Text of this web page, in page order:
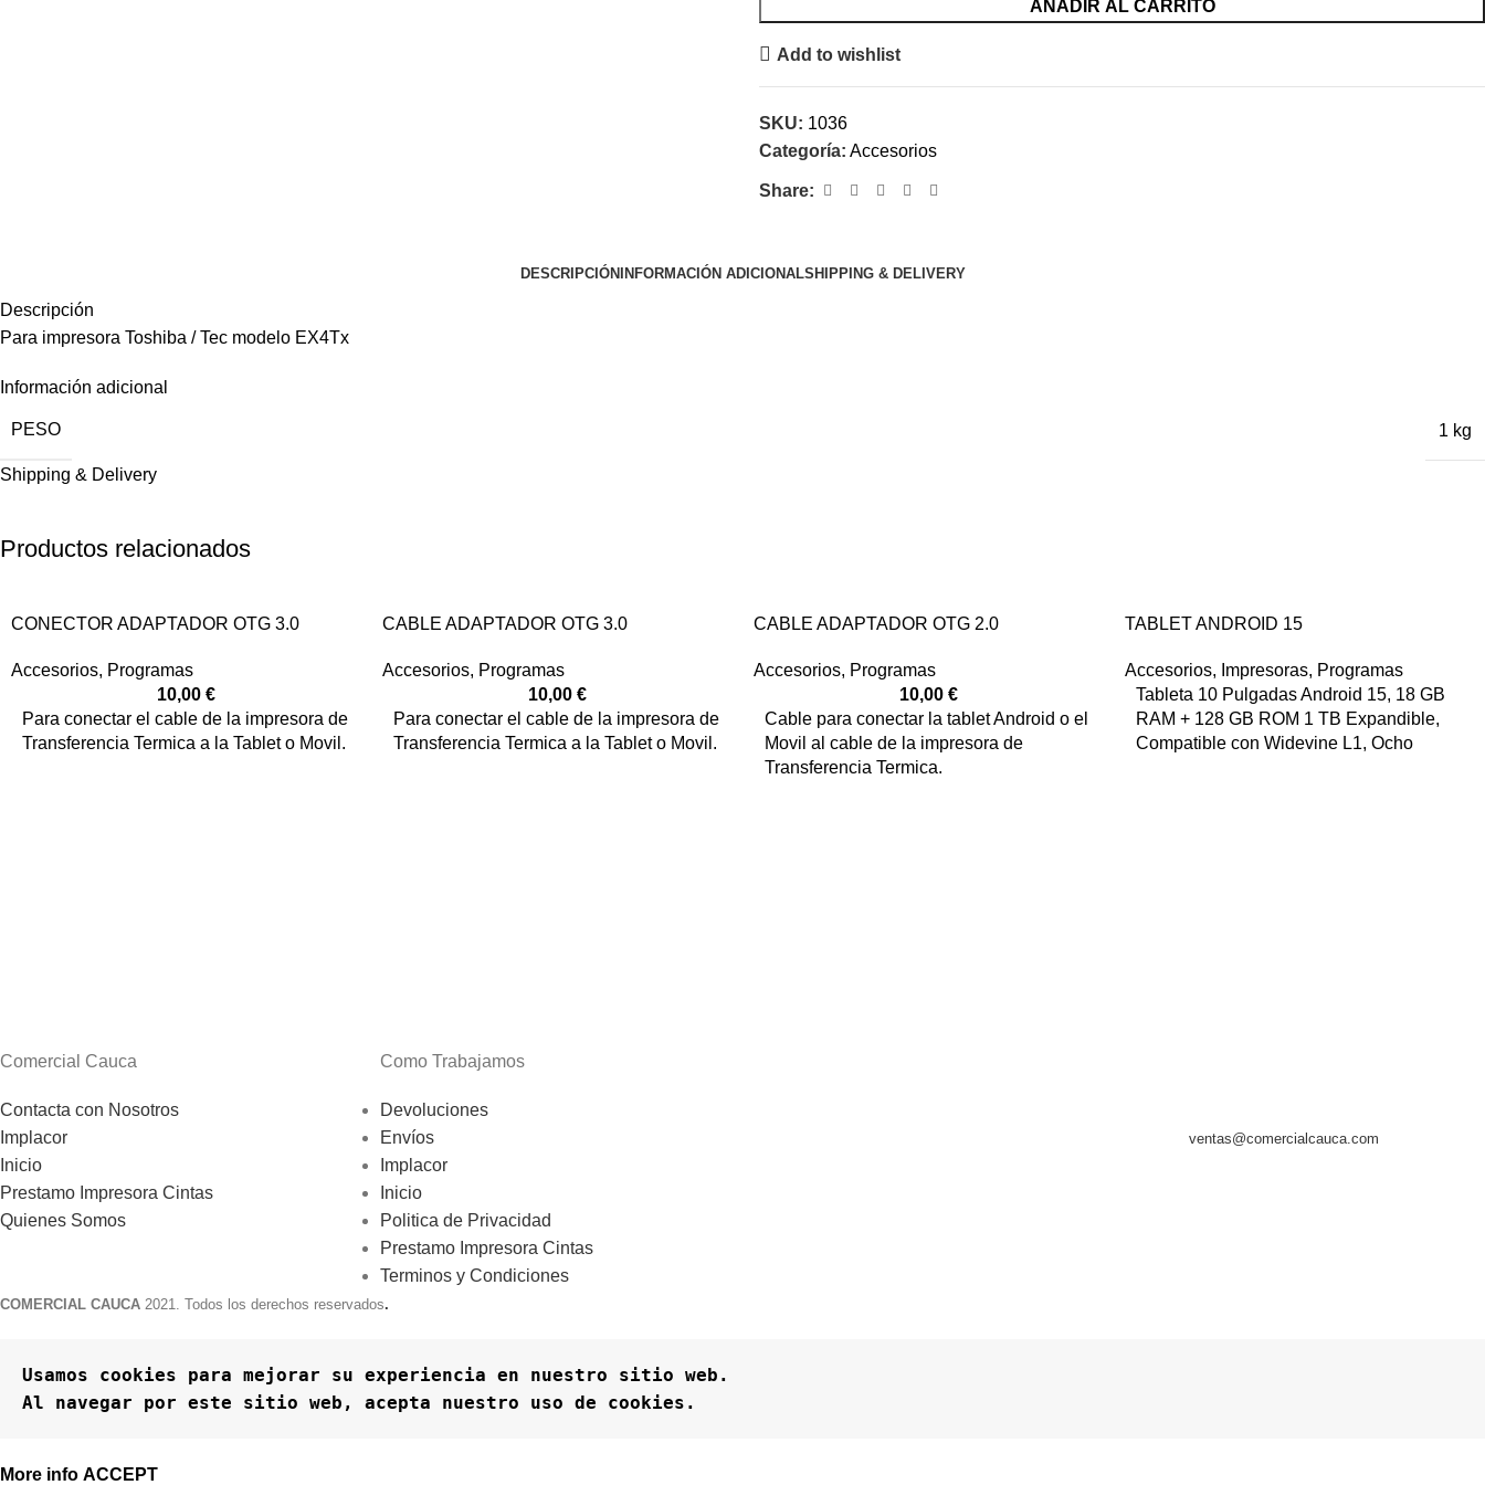
AÑADIR AL CARRITO
Add to wishlist
SKU: 1036
Categoría: Accesorios
Share:
DESCRIPCIÓNINFORMACIÓN ADICIONALSHIPPING & DELIVERY
Descripción
Para impresora Toshiba / Tec modelo EX4Tx
Información adicional
PESO 1 kg
Shipping & Delivery
Productos relacionados
CONECTOR ADAPTADOR OTG 3.0
Accesorios, Programas
10,00 €
Para conectar el cable de la impresora de
Transferencia Termica a la Tablet o Movil.
CABLE ADAPTADOR OTG 3.0
Accesorios, Programas
10,00 €
Para conectar el cable de la impresora de
Transferencia Termica a la Tablet o Movil.
CABLE ADAPTADOR OTG 2.0
Accesorios, Programas
10,00 €
Cable para conectar la tablet Android o el
Movil al cable de la impresora de
Transferencia Termica.
TABLET ANDROID 15
Accesorios, Impresoras, Programas
Tableta 10 Pulgadas Android 15, 18 GB
RAM + 128 GB ROM 1 TB Expandible,
Compatible con Widevine L1, Ocho
Comercial Cauca
Contacta con Nosotros
Implacor
Inicio
Prestamo Impresora Cintas
Quienes Somos
Como Trabajamos
Devoluciones
Envíos
Implacor
Inicio
Politica de Privacidad
Prestamo Impresora Cintas
Terminos y Condiciones
ventas@comercialcauca.com
COMERCIAL CAUCA 2021. Todos los derechos reservados.
Usamos cookies para mejorar su experiencia en nuestro sitio web.
Al navegar por este sitio web, acepta nuestro uso de cookies.
More info ACCEPT